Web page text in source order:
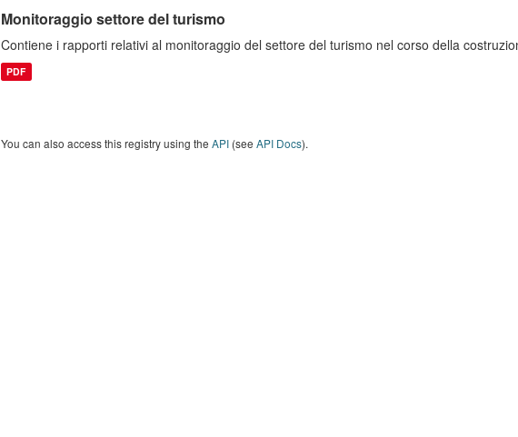
Monitoraggio settore del turismo
Contiene i rapporti relativi al monitoraggio del settore del turismo nel corso della
PDF
You can also access this registry using the API (see API Docs).